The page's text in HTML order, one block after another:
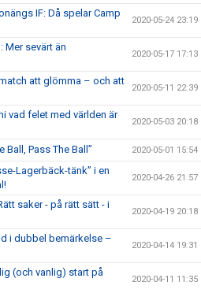
IF: Då spelar Camp
2020-05-24 23:19
Mer sevärt än
2020-05-17 17:13
att glömma – och att
2020-05-11 22:39
vad felet med världen är
2020-05-03 20:18
Ball, Pass The Ball” 2020-05-01 15:54
Lagerbäck-tänk” i en
2020-04-26 21:57
saker - på rätt sätt - i
2020-04-19 20:18
i dubbel bemärkelse –
2020-04-14 19:31
(och vanlig) start på
2020-04-11 11:35